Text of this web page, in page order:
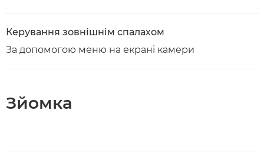
Керування зовнішнім спалахом
За допомогою меню на екрані камери
Зйомка